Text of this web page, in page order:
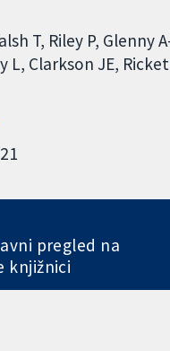
T Riley P Glenny
L Clarkson JE
pregled na
knjižnici